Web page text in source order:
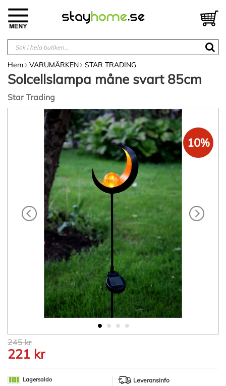
innehållet
Hem VARUMÄRKEN STAR TRADING
Solcellslampa måne svart 85cm
Star Trading
Hoppa
till
början
av
bildgalleriet
10%
245 kr
221 kr
Lagersaldo
Leveransinfo